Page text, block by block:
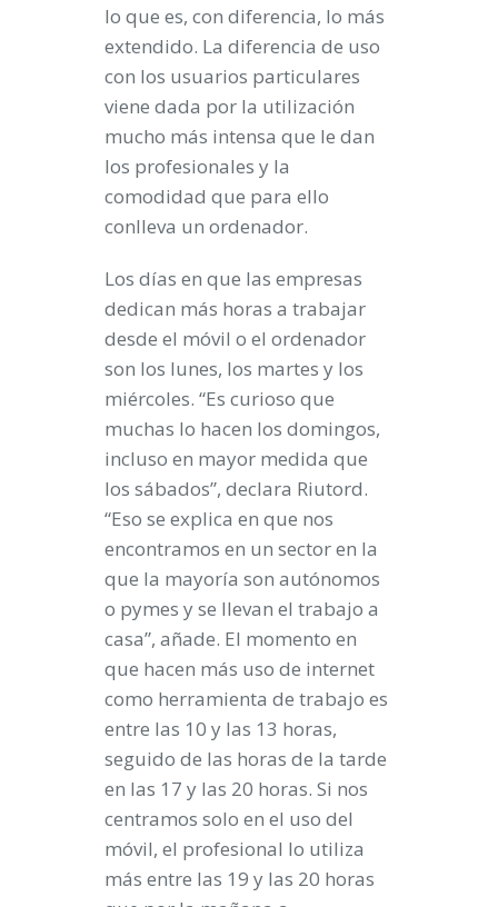
lo que es, con diferencia, lo más
extendido. La diferencia de uso
con los usuarios particulares
viene dada por la utilización
mucho más intensa que le dan
los profesionales y la
comodidad que para ello
conlleva un ordenador.
Los días en que las empresas
dedican más horas a trabajar
desde el móvil o el ordenador
son los lunes, los martes y los
miércoles. “Es curioso que
muchas lo hacen los domingos,
incluso en mayor medida que
los sábados”, declara Riutord.
“Eso se explica en que nos
encontramos en un sector en la
que la mayoría son autónomos
o pymes y se llevan el trabajo a
casa”, añade. El momento en
que hacen más uso de internet
como herramienta de trabajo es
entre las 10 y las 13 horas,
seguido de las horas de la tarde
en las 17 y las 20 horas. Si nos
centramos solo en el uso del
móvil, el profesional lo utiliza
más entre las 19 y las 20 horas